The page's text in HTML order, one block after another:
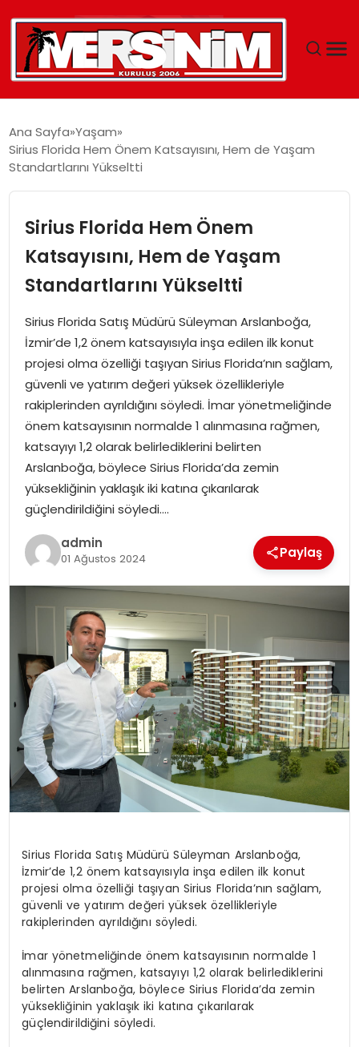
YAŞAM
EĞITIM
SPOR
EKONOMI
MAGAZIN
DÜNYA
OTOMOBIL
Ana Sayfa Yaşam
Sirius Florida Hem Önem Katsayısını, Hem de Yaşam
Standartlarını Yükseltti
Sirius Florida Hem Önem
Katsayısını, Hem de Yaşam
Standartlarını Yükseltti
Sirius Florida Satış Müdürü Süleyman Arslanboğa,
İzmir’de 1,2 önem katsayısıyla inşa edilen ilk konut
projesi olma özelliği taşıyan Sirius Florida’nın sağlam,
güvenli ve yatırım değeri yüksek özellikleriyle
rakiplerinden ayrıldığını söyledi. İmar yönetmeliğinde
önem katsayısının normalde 1 alınmasına rağmen,
katsayıyı 1,2 olarak belirlediklerini belirten
Arslanboğa, böylece Sirius Florida’da zemin
yüksekliğinin yaklaşık iki katına çıkarılarak
güçlendirildiğini söyledi….
admin
01 Ağustos 2024 Paylaş
Sirius Florida Satış Müdürü Süleyman Arslanboğa,
İzmir’de 1,2 önem katsayısıyla inşa edilen ilk konut
projesi olma özelliği taşıyan Sirius Florida’nın sağlam,
güvenli ve yatırım değeri yüksek özellikleriyle
rakiplerinden ayrıldığını söyledi.
İmar yönetmeliğinde önem katsayısının normalde 1
alınmasına rağmen, katsayıyı 1,2 olarak belirlediklerini
belirten Arslanboğa, böylece Sirius Florida’da zemin
yüksekliğinin yaklaşık iki katına çıkarılarak
güçlendirildiğini söyledi.